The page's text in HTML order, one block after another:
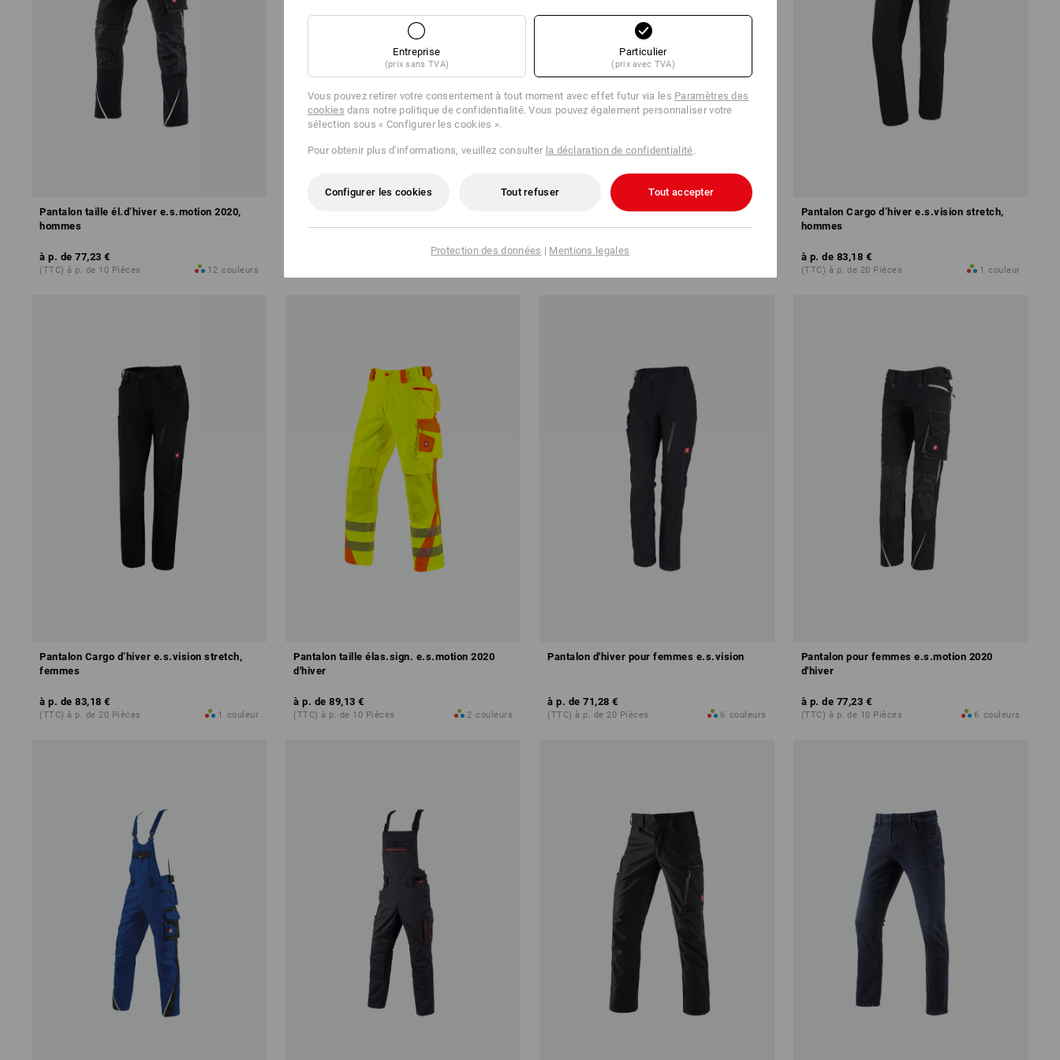
Pantalon taille él.d’hiver e.s.motion 2020,
hommes
à p. de 77,23 €
(TTC) à p. de 10 Pièces 12 couleurs
Pant. à taille élast. e.s.concrete light
allseason
à p. de 74,85 €
Pantalon Cargo d’hiver e.s.vision stretch,
hommes
à p. de 83,18 €
(TTC) à p. de 20 Pièces 1 couleur
Pantalon Cargo d’hiver e.s.vision stretch,
femmes
à p. de 83,18 €
(TTC) à p. de 20 Pièces 1 couleur
Pantalon taille élas.sign. e.s.motion 2020
d'hiver
à p. de 89,13 €
(TTC) à p. de 10 Pièces 2 couleurs
Pantalon d'hiver pour femmes e.s.vision
à p. de 71,28 €
(TTC) à p. de 20 Pièces 6 couleurs
Pantalon pour femmes e.s.motion 2020
d'hiver
à p. de 77,23 €
(TTC) à p. de 10 Pièces 6 couleurs
Entreprise
(prix sans TVA)
Particulier
(prix avec TVA)
Vous pouvez retirer votre consentement à tout moment avec effet futur via les Paramètres des
cookies dans notre politique de confidentialité. Vous pouvez également personnaliser votre
sélection sous « Configurer les cookies ».
Pour obtenir plus d'informations, veuillez consulter la déclaration de confidentialité.
Configurer les cookies Tout refuser Tout accepter
Protection des données | Mentions legales